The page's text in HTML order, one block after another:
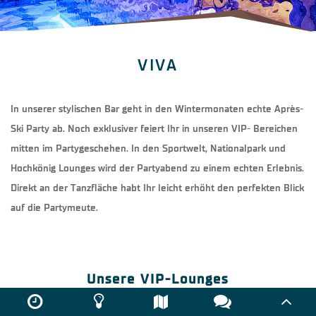
VIVA
In unserer stylischen Bar geht in den Wintermonaten echte Après-
Ski Party ab. Noch exklusiver feiert Ihr in unseren VIP- Bereichen
mitten im Partygeschehen. In den Sportwelt, Nationalpark und
Hochkönig Lounges wird der Partyabend zu einem echten Erlebnis.
Direkt an der Tanzfläche habt Ihr leicht erhöht den perfekten Blick
auf die Partymeute.
Unsere VIP-Lounges
Tagsüber ist das viva eine coole Location und gleichzeitig ein